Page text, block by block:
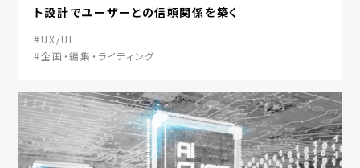
ト設計でユーザーとの信頼関係を築く
#UX/UI
#企画・編集・ライティング